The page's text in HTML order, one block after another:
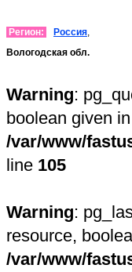
Регион: Россия,
Вологодская обл.
Warning:
boolean given in
/var/www/
line 105
Warning:
resource,
/var/www/